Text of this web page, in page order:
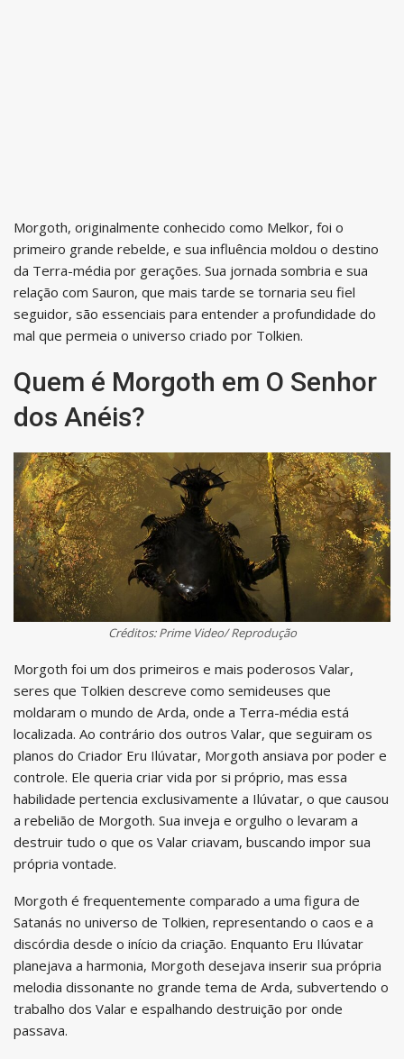
Morgoth, originalmente conhecido como Melkor, foi o
primeiro grande rebelde, e sua influência moldou o destino
da Terra-média por gerações. Sua jornada sombria e sua
relação com Sauron, que mais tarde se tornaria seu fiel
seguidor, são essenciais para entender a profundidade do
mal que permeia o universo criado por Tolkien.
Quem é Morgoth em O Senhor
dos Anéis?
Créditos: Prime Video/ Reprodução
Morgoth foi um dos primeiros e mais poderosos Valar,
seres que Tolkien descreve como semideuses que
moldaram o mundo de Arda, onde a Terra-média está
localizada. Ao contrário dos outros Valar, que seguiram os
planos do Criador Eru Ilúvatar, Morgoth ansiava por poder e
controle. Ele queria criar vida por si próprio, mas essa
habilidade pertencia exclusivamente a Ilúvatar, o que causou
a rebelião de Morgoth. Sua inveja e orgulho o levaram a
destruir tudo o que os Valar criavam, buscando impor sua
própria vontade.
Morgoth é frequentemente comparado a uma figura de
Satanás no universo de Tolkien, representando o caos e a
discórdia desde o início da criação. Enquanto Eru Ilúvatar
planejava a harmonia, Morgoth desejava inserir sua própria
melodia dissonante no grande tema de Arda, subvertendo o
trabalho dos Valar e espalhando destruição por onde
passava.